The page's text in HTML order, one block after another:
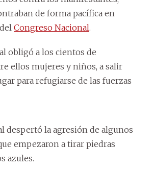
de forma pacífica en
Congreso Nacional.
obligó a los cientos de
ellos mujeres y niños, a salir
para refugiarse de las fuerzas
despertó la agresión de algunos
empezaron a tirar piedras
azules.